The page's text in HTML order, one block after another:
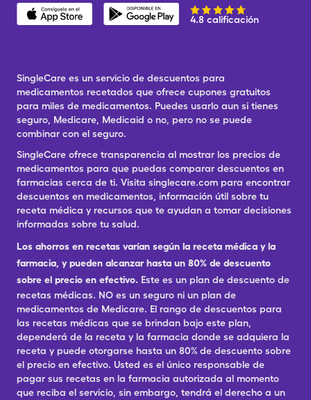
4.8 calificación
SingleCare es un servicio de descuentos para
medicamentos recetados que ofrece cupones gratuitos
para miles de medicamentos. Puedes usarlo aun si tienes
seguro, Medicare, Medicaid o no, pero no se puede
combinar con el seguro.
SingleCare ofrece transparencia al mostrar los precios de
medicamentos para que puedas comparar descuentos en
farmacias cerca de ti. Visita singlecare.com para encontrar
descuentos en medicamentos, información útil sobre tu
receta médica y recursos que te ayudan a tomar decisiones
informadas sobre tu salud.
Los ahorros en recetas varían según la receta médica y la
farmacia, y pueden alcanzar hasta un 80% de descuento
sobre el precio en efectivo. Este es un plan de descuento de
recetas médicas. NO es un seguro ni un plan de
medicamentos de Medicare. El rango de descuentos para
las recetas médicas que se brindan bajo este plan,
dependerá de la receta y la farmacia donde se adquiera la
receta y puede otorgarse hasta un 80% de descuento sobre
el precio en efectivo. Usted es el único responsable de
pagar sus recetas en la farmacia autorizada al momento
que reciba el servicio, sin embargo, tendrá el derecho a un